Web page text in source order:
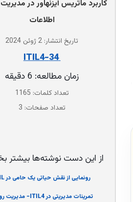
کاربرد ماتریس آیزنهاور در
اطلاعات
تاریخ انتشار: 2 ژوئن 2024
‌ 34-ITIL4
زمان مطالعه: 6 دقیقه
تعداد کلمات: 1165
تعداد صفحات: 3
از این دست نوشته‌ها بیشتر
رونمایی از نقش حیاتی یک حامی در ITIL
تمرینات مدیریتی در ITIL4- مدیریت روابط